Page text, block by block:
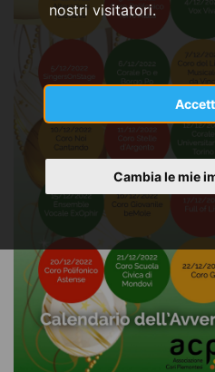
nostri visitatori.
Cambia le mie